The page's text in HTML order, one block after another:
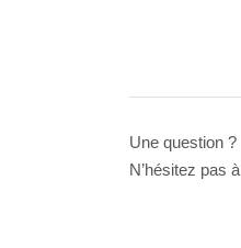
Une question ?
N’hésitez pas à